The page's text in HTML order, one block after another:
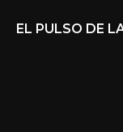
EL PULSO DE